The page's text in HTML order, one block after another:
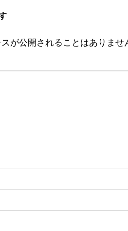
が公開されることはありませ